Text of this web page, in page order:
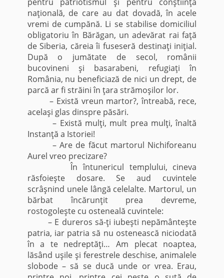
naţională, de care au dat dovadă, în acele
vremi de cumpănă. Li se stabilise domiciliul
obligatoriu în Bărăgan, un adevărat rai faţă
de Siberia, căreia îi fuseseră destinaţi iniţial.
După o jumătate de secol, românii
bucovineni şi basarabeni, refugiaţi în
România, nu beneficiază de nici un drept, de
parcă ar fi străini în ţara strămoşilor lor.
– Există vreun martor?, întreabă, rece,
acelaşi glas dinspre păsări.
– Există mulţi, mult prea mulţi, înaltă
Instanţă a Istoriei!
– Are de făcut martorul Nichiforeanu
Aurel vreo precizare?
În întunericul templului, cineva
răsfoieşte dosare. Se aud cuvintele
scrâşnind unele lângă celelalte. Martorul, un
bărbat încărunţit prea devreme,
rostogoleşte cu osteneală cuvintele:
– E dureros să-ţi iubeşti nepământeşte
patria, iar patria să nu ostenească niciodată
în a te nedreptăţi… Am plecat noaptea,
lăsând uşile şi ferestrele deschise, animalele
slobode – să se ducă unde or vrea. Erau,